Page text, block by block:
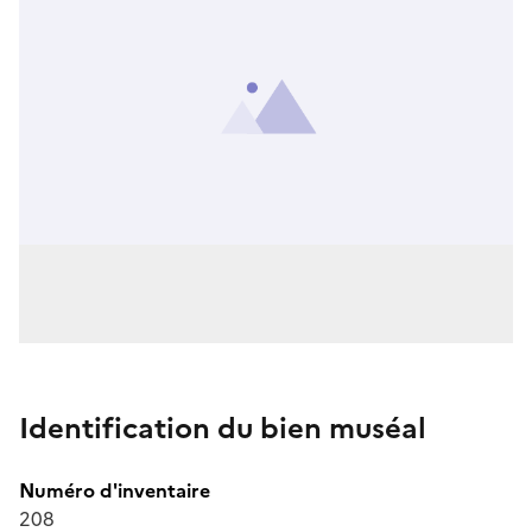
Identification du bien muséal
Numéro d'inventaire
208